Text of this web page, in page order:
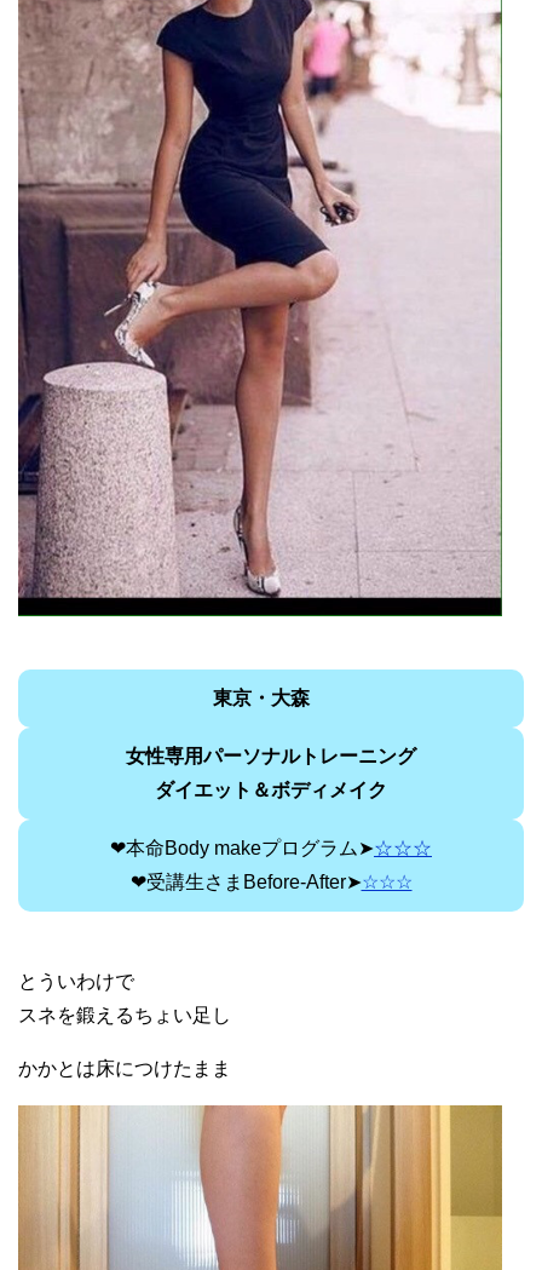
東京・大森
女性専用パーソナルトレーニング
ダイエット＆ボディメイク
❤本命Body makeプログラム➤☆☆☆
❤受講生さまBefore-After➤☆☆☆
とういわけで
スネを鍛えるちょい足し
かかとは床につけたまま